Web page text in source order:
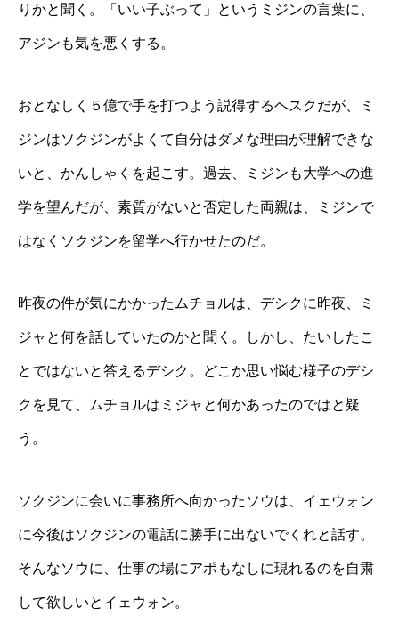
りかと聞く。「いい子ぶって」というミジンの言葉に、
アジンも気を悪くする。
おとなしく５億で手を打つよう説得するヘスクだが、ミ
ジンはソクジンがよくて自分はダメな理由が理解できな
いと、かんしゃくを起こす。過去、ミジンも大学への進
学を望んだが、素質がないと否定した両親は、ミジンで
はなくソクジンを留学へ行かせたのだ。
昨夜の件が気にかかったムチョルは、デシクに昨夜、ミ
ジャと何を話していたのかと聞く。しかし、たいしたこ
とではないと答えるデシク。どこか思い悩む様子のデシ
クを見て、ムチョルはミジャと何かあったのではと疑
う。
ソクジンに会いに事務所へ向かったソウは、イェウォン
に今後はソクジンの電話に勝手に出ないでくれと話す。
そんなソウに、仕事の場にアポもなしに現れるのを自粛
して欲しいとイェウォン。